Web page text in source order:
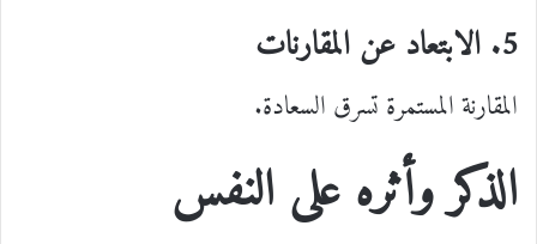
5. الابتعاد عن المقارنات
المقارنة المستمرة تسرق السعادة.
الذكر وأثره على النفس